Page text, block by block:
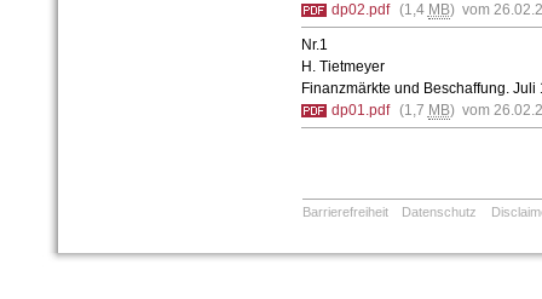
dp02.pdf (1,4 MB) vom
Nr.1
H. Tietmeyer
Finanzmärkte und Beschaffung. Juli
dp01.pdf (1,7 MB) vom
Barrierefreiheit Datenschutz